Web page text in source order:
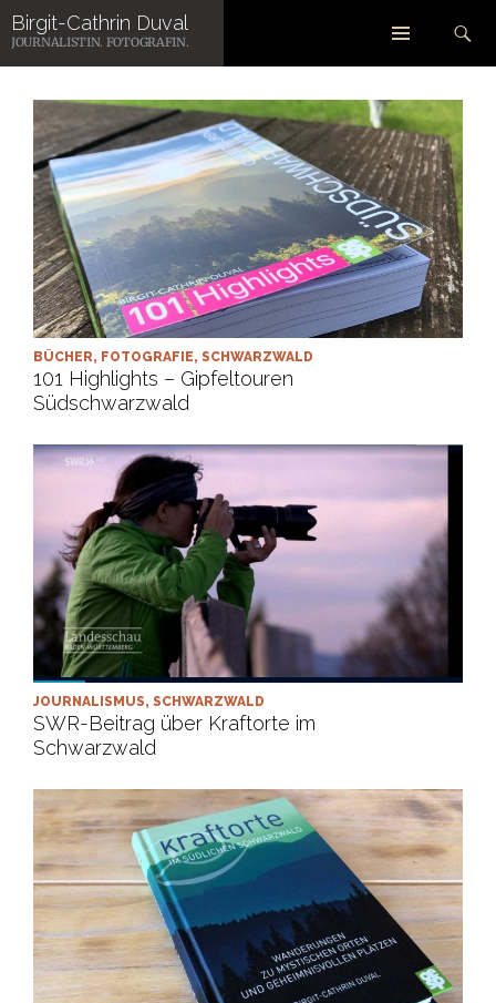
Zum
Inhalt
springen
Suchen
BÜCHER, FOTOGRAFIE, SCHWARZWALD
101 Highlights – Gipfeltouren
Südschwarzwald
JOURNALISMUS, SCHWARZWALD
SWR-Beitrag über Kraftorte im
Schwarzwald
Birgit-Cathrin Duval
JOURNALISTIN. FOTOGRAFIN.